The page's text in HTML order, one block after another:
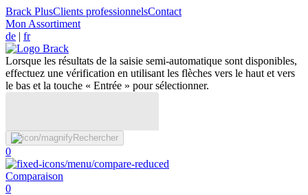
Brack PlusClients professionnelsContact
Mon Assortiment
de | fr
Lorsque les résultats de la saisie semi-automatique sont disponibles,
effectuez une vérification en utilisant les flèches vers le haut et vers
le bas et la touche « Entrée » pour sélectionner.
Rechercher
0
Comparaison
0